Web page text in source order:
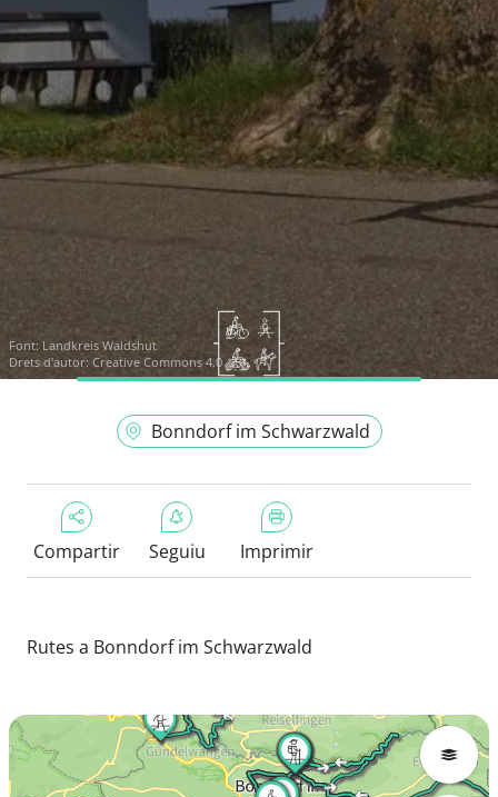
Font: Landkreis Waldshut
Drets d'autor: Creative Commons 4.0
Bonndorf im Schwarzwald
Compartir Seguiu Imprimir
Rutes a Bonndorf im Schwarzwald